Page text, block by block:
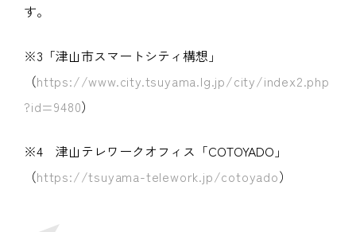
す。
※3「津山市スマートシティ構想」
（https://www.city.tsuyama.lg.jp/city/index2.php
?id=9480）
※4 津山テレワークオフィス「COTOYADO」
（https://tsuyama-telework.jp/cotoyado）